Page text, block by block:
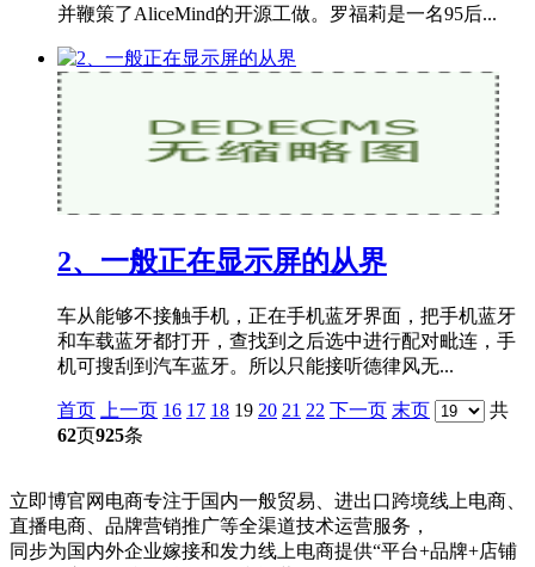
并鞭策了AliceMind的开源工做。罗福莉是一名95后...
2、一般正在显示屏的从界
车从能够不接触手机，正在手机蓝牙界面，把手机蓝牙
和车载蓝牙都打开，查找到之后选中进行配对毗连，手
机可搜刮到汽车蓝牙。所以只能接听德律风无...
首页 上一页 16 17 18 19 20 21 22 下一页 末页
共
62页925条
立即博官网电商专注于国内一般贸易、进出口跨境线上电商、
直播电商、品牌营销推广等全渠道技术运营服务，
同步为国内外企业嫁接和发力线上电商提供“平台+品牌+店铺